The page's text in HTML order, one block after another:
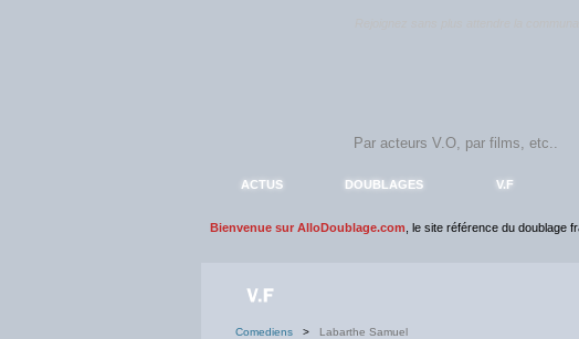
ACTUS DOUBLAGES V.F
Bienvenue sur AlloDoublage.com , le site référence du doublage
Comediens > Labarthe Samuel